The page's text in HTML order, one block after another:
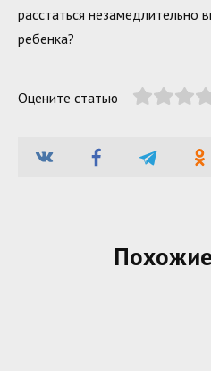
расстаться незамедлительно
ребенка?
Оцените статью